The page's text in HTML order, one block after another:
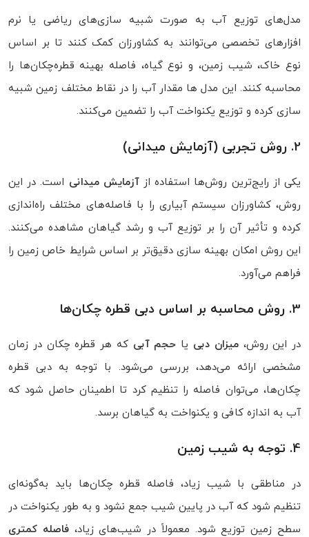
مدل‌های توزیع آب به‌ صورت شبیه‌ سازی‌های ریاضی یا نرم‌
افزارهای تخصصی می‌توانند به کشاورزان کمک کنند تا بر اساس
نوع خاک، شیب زمین، و نوع گیاه، فاصله بهینه قطره‌چکان‌ها را
محاسبه کنند. این مدل‌ ها مقدار آب را در نقاط مختلف زمین شبیه‌
سازی کرده و توزیع یکنواخت آب را تضمین می‌کنند.
2. روش تجربی (آزمایش میدانی)
یکی از رایج‌ترین روش‌ها استفاده ازآزمایش میدانی است. در این
روش، کشاورزان سیستم آبیاری را با فاصله‌های مختلف راه‌اندازی
کرده و تأثیر آن را بر توزیع آب و رشد گیاهان مشاهده می‌کنند.
این روش امکان بهینه‌ سازی دقیق‌تر بر اساس شرایط خاص زمین را
فراهم می‌آورد.
3. روش محاسبه بر اساس دبی قطره‌ چکان‌ها
در این روش،میزان دبی یا حجم آبی که هر قطره‌ چکان در زمان
مشخصی ارائه می‌دهد، بررسی می‌شود. با توجه به دبی قطره‌
چکان‌ها، می‌توان فاصله را تنظیم کرد تا اطمینان حاصل شود که
آب به اندازه کافی و یکنواخت به گیاهان برسد.
4. توجه به شیب زمین
در مناطقی با شیب زیاد، فاصله قطره‌ چکان‌ها باید به‌گونه‌ای
تنظیم شود که آب در پایین شیب جمع نشود و به‌ طور یکنواخت در
سطح زمین توزیع شود. معمولاً در شیب‌های زیاد،فاصله کمتری